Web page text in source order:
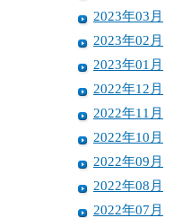
2023年03月
2023年02月
2023年01月
2022年12月
2022年11月
2022年10月
2022年09月
2022年08月
2022年07月